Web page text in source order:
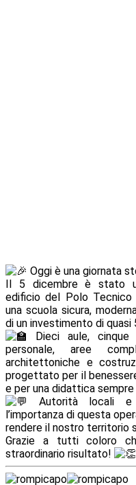
Oggi è una giornata
Il 5 dicembre è stato
edificio del Polo Tecnico
una scuola sicura,
di un investimento di quasi
Dieci aule,
personale, aree
architettoniche e
progettato per il
e per una didattica sempre
Autorità locali e
l’importanza di questa
rendere il nostro territorio
Grazie a tutti coloro
straordinario risultato!